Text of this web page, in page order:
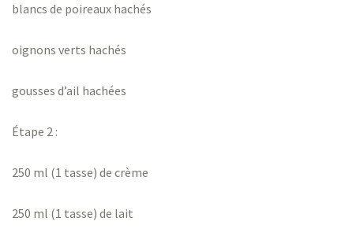
blancs de poireaux hachés
oignons verts hachés
gousses d’ail hachées
Étape 2 :
250 ml (1 tasse) de crème
250 ml (1 tasse) de lait